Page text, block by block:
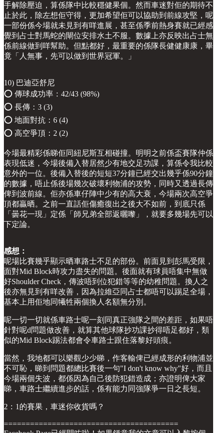
手解除壓迫，算係隊中比較穩健果個。然而車迷對佢的期待不
止於此，除左想佢守得，更加希望佢可以協助到前線攻堅，呢
一部份係今場就未見到有咩進展，甚至係季前熱身賽就已經感
覺到占士對馬蛇的閘位安排水土不服。數據上亦反映出占士無
係前線做到咩幫助。但點都好，最重要的係隊長健健康康，畢
竟「人無事，先可以做到世界冠軍。」
10) 巴迪亞舒尼
⭕️ 傳球成功率：42/43 (98%)
⭕️ 長傳：3 (3)
⭕️ 地面對抗：6 (4)
⭕️ 高空爭頂：2 (2)
今場最精彩係睇佢同紐尼斯互相碰撞。明明之前係盃賽隊仲係
表現低迷，今場後備入替居然少有地交足功課，算係令我比較
意外的一位。後備入替後的短短37分鐘已經交出幾乎係90分鐘
的數據，唔止係後場幾次破壞利物浦的攻勢，同時又透過長傳
俾到波前線。佢亦係車仔陣中少有的高大衰，今場兩次高空爭
頂都贏晒。之前一直話佢傷癒復出之後大不如前，到底只係
「曇花一現」定係「師兄弟全部返曬嚟」，就要多幾場先可以
下定論。
感想：
呢場比賽幾乎顯示晒車路士不足的部份。前面見到彭馬受限，
面對Mid Block時攻力盡失的問題。後面就有球員唔集中無做
好Shoulder Check，傳波唔到位犯錯等等的幼稚問題。換人之
後亦無見到有咩改善，因為拉維亞同占士都唔可以踢足全場，
基本上用佢地同犧牲兩個換人名額無分別。
呢一切一切就係車路士呢一刻同真正強隊之間的差距，如果唔
針對呢d問題做改善，就算其他球隊抄功課抄得唔足都好，類
似的Mid Block踢法都會令車路士跟住落黎好頭痕。
當然，我地都可以樂觀少少睇，作客輸俾已經成形的利物浦並
不可恥，睇到問題都總比賽後一句"I don't know why"好，而且
今場兩個失波，都係因為自己後防犯錯造成；亦證明俾大家
睇，車路士繼續進步的話，係有能力同強隊爭一日之長短。
2：1的賽果，車迷你收貨嗎？
========================================